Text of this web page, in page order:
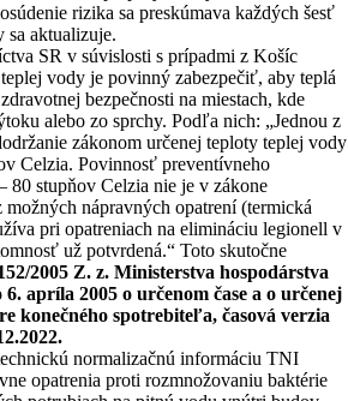
rizika sa preskúmava každých šesť
sa aktualizuje.
SR v súvislosti s prípadmi z Košíc
vody je povinný zabezpečiť, aby teplá
bezpečnosti na miestach, kde
alebo zo sprchy. Podľa nich: „Jednou z
zákonom určenej teploty teplej vody
Celzia. Povinnosť preventívneho
80 stupňov Celzia nie je v zákone
možných nápravných opatrení (termická
pri opatreniach na elimináciu legionell v
už potvrdená.“ Toto skutočne
2005 Z. z. Ministerstva hospodárstva
apríla 2005 o určenom čase a o určenej
konečného spotrebiteľa, časová verzia
normalizačnú informáciu TNI
opatrenia proti rozmnožovaniu baktérie